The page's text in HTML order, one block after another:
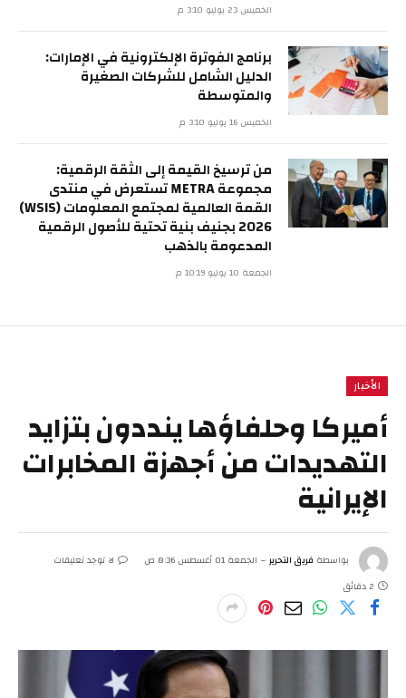
الخميس 23 يوليو 3:10 م
برنامج الفوترة الإلكترونية في الإمارات:
الدليل الشامل للشركات الصغيرة
والمتوسطة
الخميس 16 يوليو 3:10 م
من ترسيخ القيمة إلى الثقة الرقمية:
مجموعة METRA تستعرض في منتدى
القمة العالمية لمجتمع المعلومات (WSIS)
2026 بجنيف بنية تحتية للأصول الرقمية
المدعومة بالذهب
الجمعة 10 يوليو 10:19 م
الأخبار
أميركا وحلفاؤها ينددون بتزايد
التهديدات من أجهزة المخابرات
الإيرانية
بواسطة فريق التحرير الجمعة 01 أغسطس 8:36 ص
لا توجد تعليقات
2 دقائق